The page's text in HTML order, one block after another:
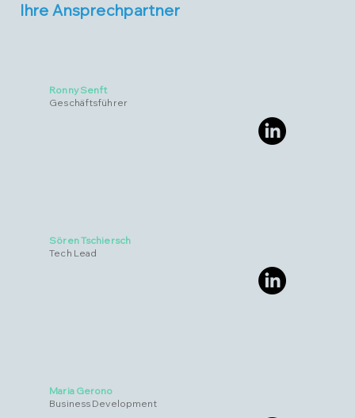
Ihre Ansprechpartner
Ronny Senft
Geschäftsführer
Sören Tschiersch
Tech Lead
Maria Gerono
Business Development